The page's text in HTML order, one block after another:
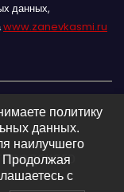
данных,
www.zanevkasmi.ru
политику
данных.
наилучшего
Продолжая
с